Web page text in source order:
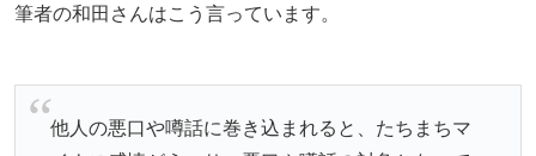
筆者の和田さんはこう言っています。
他人の悪口や噂話に巻き込まれると、たちまちマ